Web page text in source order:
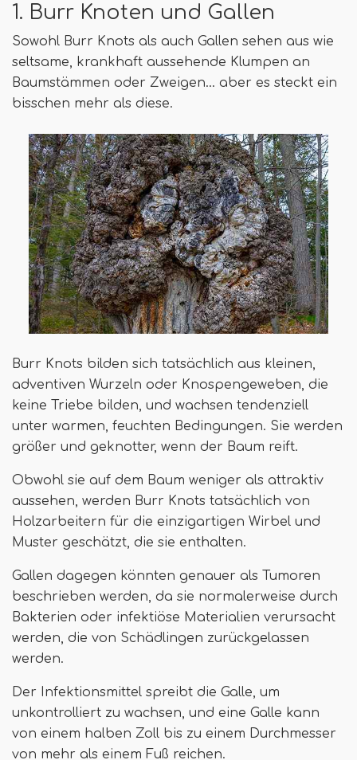
1. Burr Knoten und Gallen
Sowohl Burr Knots als auch Gallen sehen aus wie
seltsame, krankhaft aussehende Klumpen an
Baumstämmen oder Zweigen… aber es steckt ein
bisschen mehr als diese.
Burr Knots bilden sich tatsächlich aus kleinen,
adventiven Wurzeln oder Knospengeweben, die
keine Triebe bilden, und wachsen tendenziell
unter warmen, feuchten Bedingungen. Sie werden
größer und geknotter, wenn der Baum reift.
Obwohl sie auf dem Baum weniger als attraktiv
aussehen, werden Burr Knots tatsächlich von
Holzarbeitern für die einzigartigen Wirbel und
Muster geschätzt, die sie enthalten.
Gallen dagegen könnten genauer als Tumoren
beschrieben werden, da sie normalerweise durch
Bakterien oder infektiöse Materialien verursacht
werden, die von Schädlingen zurückgelassen
werden.
Der Infektionsmittel spreibt die Galle, um
unkontrolliert zu wachsen, und eine Galle kann
von einem halben Zoll bis zu einem Durchmesser
von mehr als einem Fuß reichen.